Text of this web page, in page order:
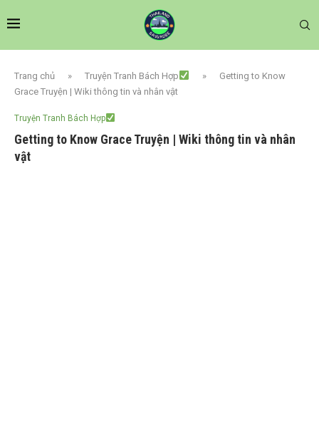
Trang chủ » Truyện Tranh Bách Hợp »
Getting to Know
Grace Truyện | Wiki thông tin và nhân vật
Truyện Tranh Bách Hợp
Getting to Know Grace Truyện | Wiki thông tin và nhân
vật